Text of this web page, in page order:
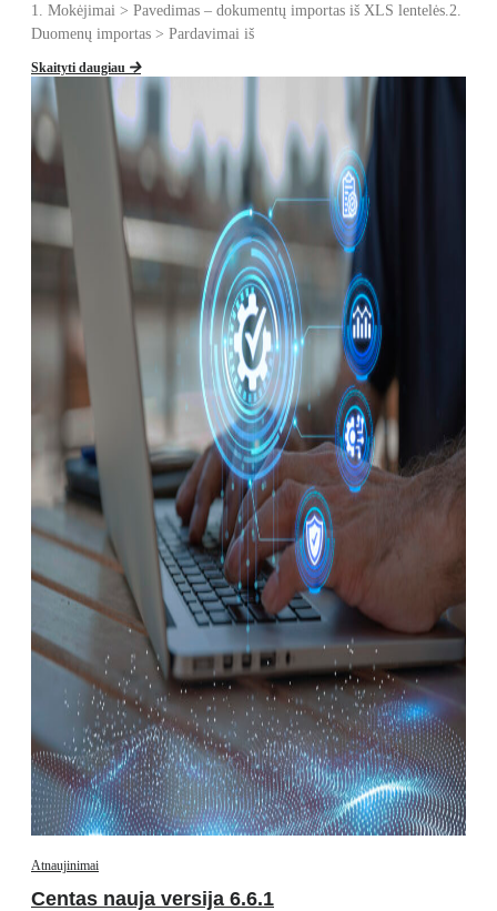
1. Mokėjimai > Pavedimas – dokumentų importas iš XLS lentelės.2.
Duomenų importas > Pardavimai iš
Skaityti daugiau
Atnaujinimai
Centas nauja versija 6.6.1